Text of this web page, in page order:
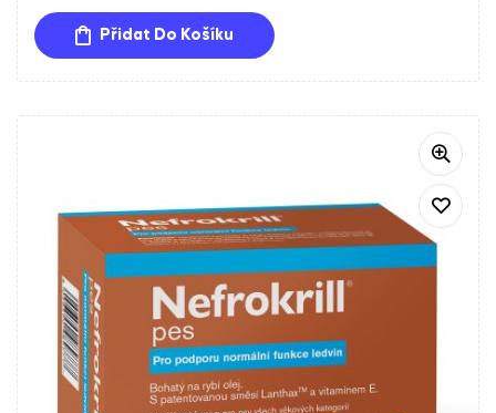
uhličitan lanthanitý oktahydrát. Tato kombinace složek
přispívá k ochraně ledvin a podpoře jejich funkce.
Přidat Do Košíku